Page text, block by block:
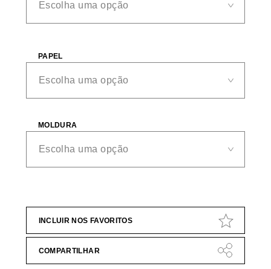
PAPEL
MOLDURA
INCLUIR NOS FAVORITOS
COMPARTILHAR